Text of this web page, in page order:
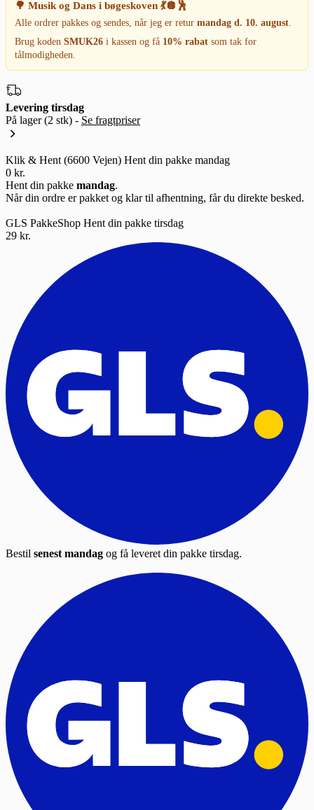
🌳 Musik og Dans i bøgeskoven 💃🪩🕺
Alle ordrer pakkes og sendes, når jeg er retur mandag d. 10. august
Brug koden SMUK26 i kassen og få 10% rabat som tak for
tålmodigheden.
Levering tirsdag
På lager(2 stk) - Se fragtpriser
Klik & Hent (6600 Vejen) Hent din pakke mandag
0 kr.
Hent din pakke mandag.
Når din ordre er pakket og klar til afhentning, får du direkte besked.
GLS PakkeShop Hent din pakke tirsdag
29 kr.
Bestil senest mandag og få leveret din pakke tirsdag.